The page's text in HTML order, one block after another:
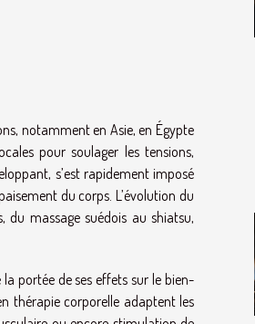
notamment en Asie, en Égypte
pour soulager les tensions,
s’est rapidement imposé
du corps. L’évolution du
massage suédois au shiatsu,
portée de ses effets sur le bien-
thérapie corporelle adaptent les